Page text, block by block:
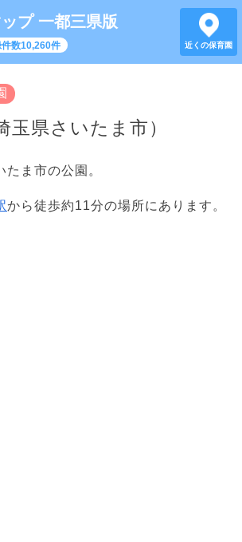
プ 一都三県版
数10,260件 近くの保育園
玉県さいたま市）
たま市の公園。
から徒歩約11分の場所にあります。